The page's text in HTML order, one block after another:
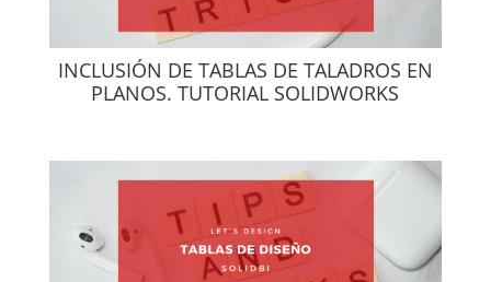
INCLUSIÓN DE TABLAS DE TALADROS EN
PLANOS. TUTORIAL SOLIDWORKS